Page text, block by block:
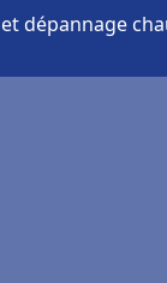
dépannage